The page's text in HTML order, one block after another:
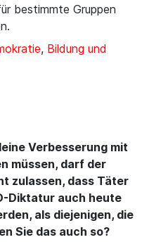
bestimmte Gruppen
, Bildung und
Verbesserung mit
müssen, darf der
zulassen, dass Täter
Diktatur auch heute
als diejenigen, die
Sie das auch so?